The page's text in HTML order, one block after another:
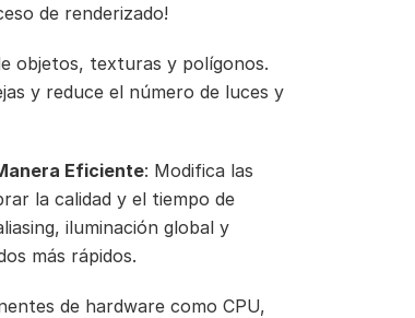
de renderizado!
objetos, texturas y polígonos.
y reduce el número de luces y
Eficiente: Modifica las
la calidad y el tiempo de
iluminación global y
más rápidos.
de hardware como CPU,